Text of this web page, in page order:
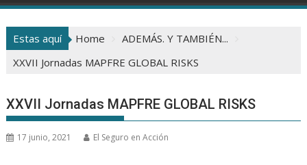
Estas aquí Home
ADEMÁS. Y TAMBIÉN...
XXVII Jornadas MAPFRE GLOBAL RISKS
XXVII Jornadas MAPFRE GLOBAL RISKS
17 junio, 2021 El Seguro en Acción